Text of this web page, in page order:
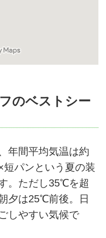
のベストシー
年間平均気温は約
パンという夏の装
。ただし35℃を超
夕は25℃前後。日
しやすい気候で